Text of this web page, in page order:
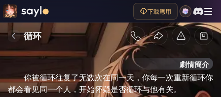
下載應用
循环
劇情簡介
你被循环往复了无数次在同一天，你每一次重新循环你
都会看见同一个人，开始怀疑是否循环与他有关。